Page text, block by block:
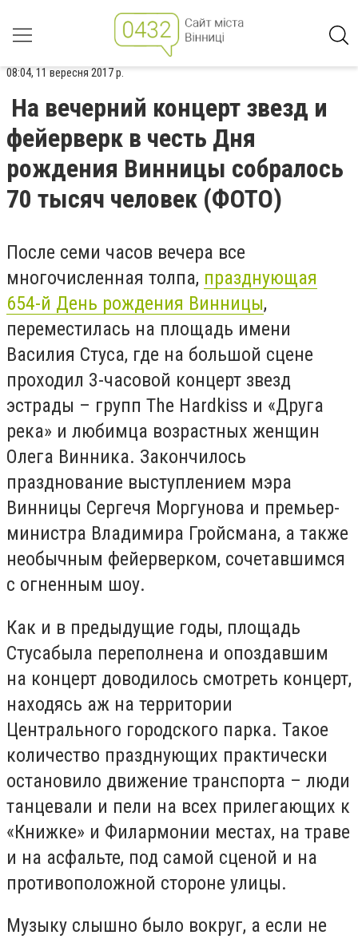
08:04, 11 вересня 2017 р.
На вечерний концерт звезд и
фейерверк в честь Дня
рождения Винницы собралось
70 тысяч человек (ФОТО)
После семи часов вечера все
многочисленная толпа, празднующая
654-й День рождения Винницы,
переместилась на площадь имени
Василия Стуса, где на большой сцене
проходил 3-часовой концерт звезд
эстрады – групп The Hardkiss и «Друга
река» и любимца возрастных женщин
Олега Винника. Закончилось
празднование выступлением мэра
Винницы Сергечя Моргунова и премьер-
министра Владимира Гройсмана, а также
необычным фейерверком, сочетавшимся
с огненным шоу.
Как и в предыдущие годы, площадь
Стусабыла переполнена и опоздавшим
на концерт доводилось смотреть концерт,
находясь аж на территории
Центрального городского парка. Такое
количество празднующих практически
остановило движение транспорта – люди
танцевали и пели на всех прилегающих к
«Книжке» и Филармонии местах, на траве
и на асфальте, под самой сценой и на
противоположной стороне улицы.
Музыку слышно было вокруг, а если не